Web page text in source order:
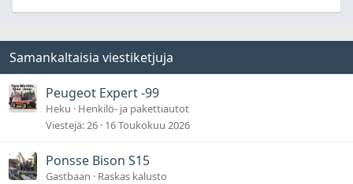
Samankaltaisia viestiketjuja
Peugeot Expert -99
Heku
Henkilö- ja pakettiautot
Viestejä 26 16 Toukokuu 2026
Ponsse Bison S15
Gastbaan
Raskas kalusto